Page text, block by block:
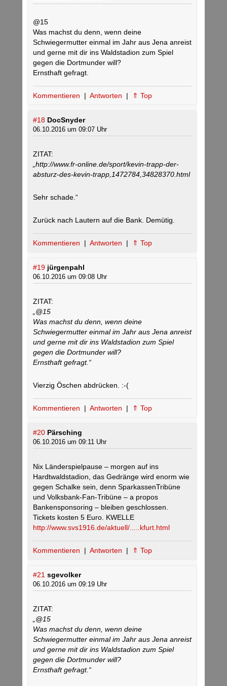
@15
Was machst du denn, wenn deine
Schwiegermutter einmal im Jahr aus Jena anreist
und gerne mit dir ins Waldstadion zum Spiel
gegen die Dortmunder will?
Ernsthaft gefragt.
Kommentieren | Antworten | ⇑ Top
#18 DocSnyder
06.10.2016 um 09:07 Uhr
ZITAT:
„http://www.fr-online.de/sport/kevin-trapp-der-
absturz-des-kevin-trapp,1472784,34828370.html
Sehr schade.“
Zurück nach Lautern auf die Bank. Demütig.
Kommentieren | Antworten | ⇑ Top
#19 jürgenpahl
06.10.2016 um 09:08 Uhr
ZITAT:
„@15
Was machst du denn, wenn deine
Schwiegermutter einmal im Jahr aus Jena anreist
und gerne mit dir ins Waldstadion zum Spiel
gegen die Dortmunder will?
Ernsthaft gefragt.“
Vierzig Öschen abdrücken. :-(
Kommentieren | Antworten | ⇑ Top
#20 Pärsching
06.10.2016 um 09:11 Uhr
Nix Länderspielpause – morgen auf ins
Hardtwaldstadion, das Gedränge wird enorm wie
gegen Schalke sein, denn SparkassenTribüne
und Volksbank-Fan-Tribüne – a propos
Bankensponsoring – bleiben geschlossen.
Tickets kosten 5 Euro. KWELLE
http://www.svs1916.de/aktuell/.....kfurt.html
Kommentieren | Antworten | ⇑ Top
#21 sgevolker
06.10.2016 um 09:19 Uhr
ZITAT:
„@15
Was machst du denn, wenn deine
Schwiegermutter einmal im Jahr aus Jena anreist
und gerne mit dir ins Waldstadion zum Spiel
gegen die Dortmunder will?
Ernsthaft gefragt.“